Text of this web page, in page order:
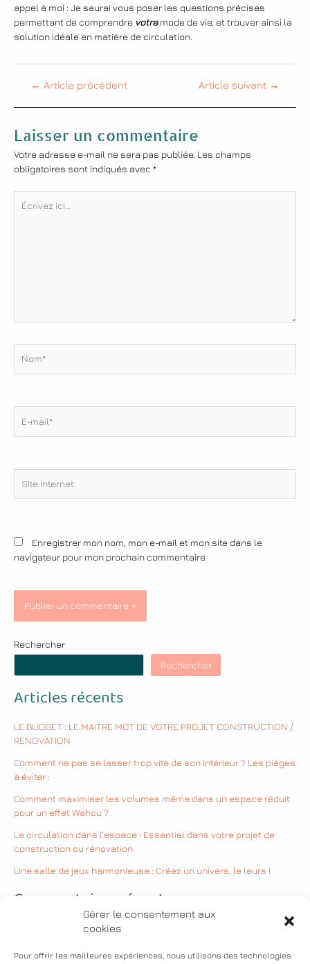
Gérer le consentement aux
cookies
Pour offrir les meilleures expériences, nous utilisons des technologies
appel à moi : Je saurai vous poser les questions précises
permettant de comprendre votremode de vie, et trouver ainsi la
solution idéale en matière de circulation.
← Article précédent Article suivant →
Laisser un commentaire
Votre adresse e-mail ne sera pas publiée. Les champs
obligatoires sont indiqués avec *
ici…
mail*
Internet
Enregistrer mon nom, mon e-mail et mon site dans le
navigateur pour mon prochain commentaire.
Rechercher
Rechercher
Articles récents
LE BUDGET : LE MAITRE MOT DE VOTRE PROJET CONSTRUCTION /
RENOVATION
Comment ne pas se lasser trop vite de son intérieur ? Les pièges
à éviter :
Comment maximiser les volumes même dans un espace réduit
pour un effet Wahou ?
La circulation dans l’espace : Essentiel dans votre projet de
construction ou rénovation
Une salle de jeux harmonieuse : Créez un univers, le leurs !
Commentaires récents
Aucun commentaire à afficher.